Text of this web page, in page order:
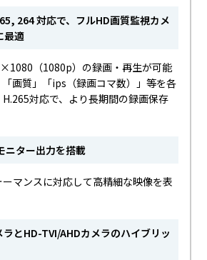
264 対応で、フルHD画質監視カメ
最適
（1080p）の録画・再生が可能
画質」「ips（録画コマ数）」等を各
対応で、より長期間の録画保存
ニター出力を搭載
マンスに対応して高精細な映像を表
ラとHD-TVI/AHDカメラのハイブリッ